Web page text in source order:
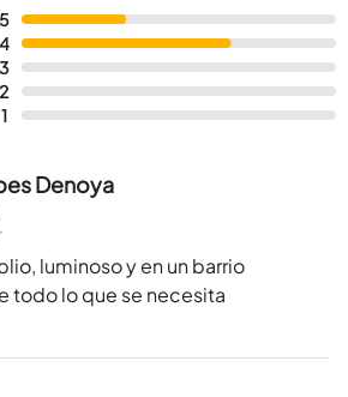
5
4
3
2
1
Denoya
luminoso y en un barrio
todo lo que se necesita